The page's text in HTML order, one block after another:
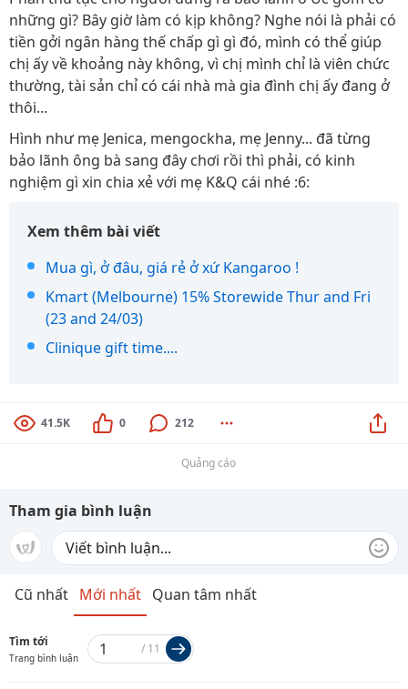
những gì? Bây giờ làm có kịp không? Nghe nói là phải có
tiền gởi ngân hàng thế chấp gì gì đó, mình có thể giúp
chị ấy về khoảng này không, vì chị mình chỉ là viên chức
thường, tài sản chỉ có cái nhà mà gia đình chị ấy đang ở
thôi...
Hình như mẹ Jenica, mengockha, mẹ Jenny... đã từng
bảo lãnh ông bà sang đây chơi rồi thì phải, có kinh
nghiệm gì xin chia xẻ với mẹ K&Q cái nhé :6:
Xem thêm bài viết
Mua gì, ở đâu, giá rẻ ở xứ Kangaroo !
Kmart (Melbourne) 15% Storewide Thur and Fri
(23 and 24/03)
Clinique gift time....
41.5K 0 212
Quảng cáo
Tham gia bình luận
Cũ nhất Mới nhất Quan tâm nhất
Tìm tới
Trang bình luận
/ 11